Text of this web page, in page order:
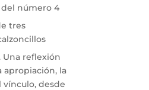
número 4
tres
reflexión
apropiación, la
vínculo, desde